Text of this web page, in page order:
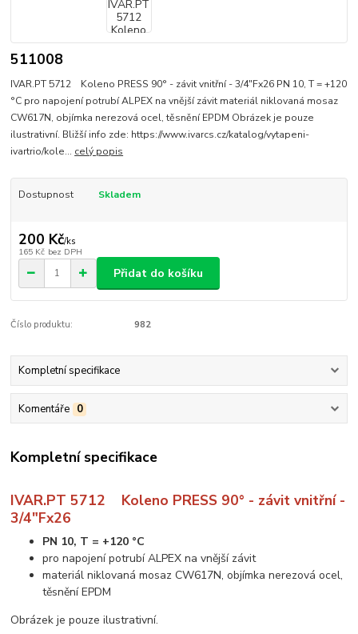
511008
IVAR.PT 5712 Koleno PRESS 90° - závit vnitřní - 3/4"Fx26 PN 10, T = +120
°C pro napojení potrubí ALPEX na vnější závit materiál niklovaná mosaz
CW617N, objímka nerezová ocel, těsnění EPDM Obrázek je pouze
ilustrativní. Bližší info zde: https://www.ivarcs.cz/katalog/vytapeni-
ivartrio/kole... celý popis
Dostupnost Skladem
200 Kč/ks
165 Kč bez DPH
Přidat do košíku
Číslo produktu: 982
Kompletní specifikace
Komentáře 0
Kompletní specifikace
IVAR.PT 5712 Koleno PRESS 90° - závit vnitřní -
3/4"Fx26
PN 10, T = +120 °C
pro napojení potrubí ALPEX na vnější závit
materiál niklovaná mosaz CW617N, objímka nerezová ocel,
těsnění EPDM
Obrázek je pouze ilustrativní.